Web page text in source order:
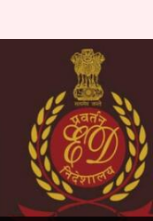
கருதி
pm